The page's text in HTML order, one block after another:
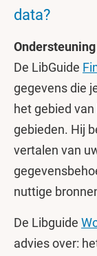
data?
De LibGuide
gegevens die
het gebied
gebieden. Hij
vertalen van
nuttige
De Libguide
advies over: